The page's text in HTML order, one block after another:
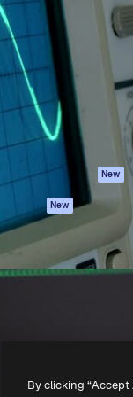
Spaces
Assistente de IA
Gerador de
imagens
Gerador de vídeos
Texto para voz
Conteúdo de stock
Claude/ChatGPT
New
Agentes New
API
App móvel
Todas as
By clicking “Accept